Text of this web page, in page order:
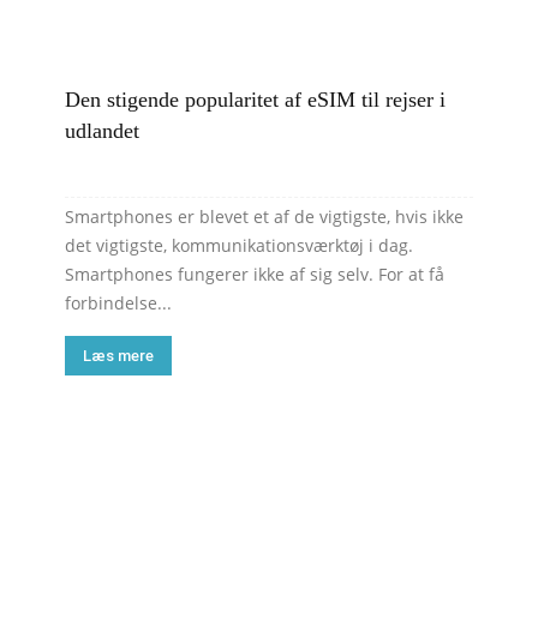
Den stigende popularitet af eSIM til rejser i
udlandet
Smartphones er blevet et af de vigtigste, hvis ikke
det vigtigste, kommunikationsværktøj i dag.
Smartphones fungerer ikke af sig selv. For at få
forbindelse...
Læs mere